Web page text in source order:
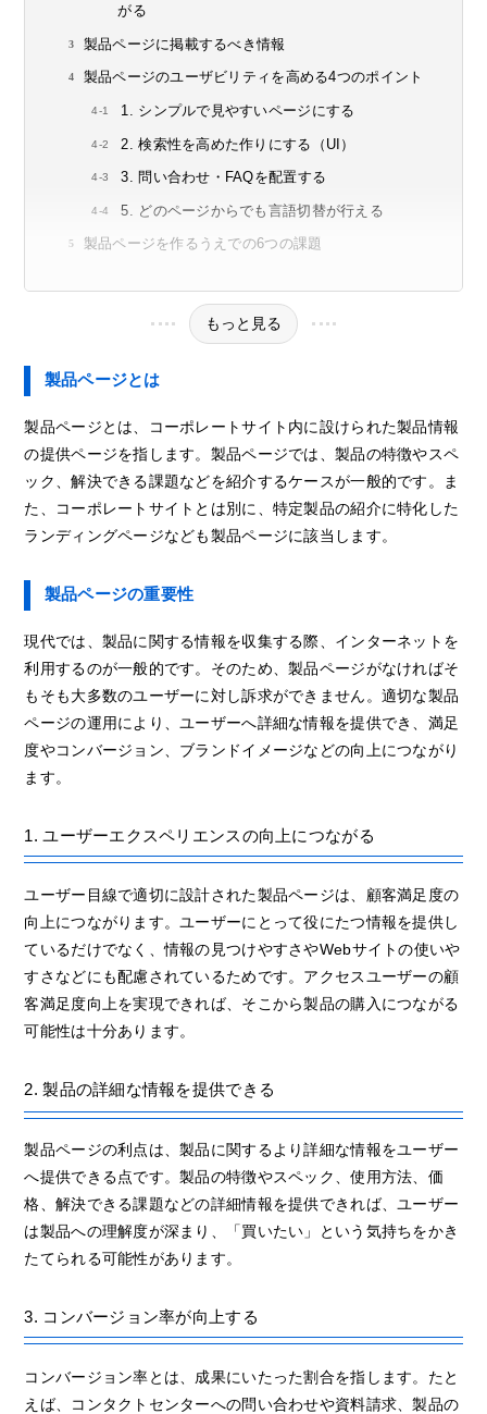
がる
製品ページに掲載するべき情報
製品ページのユーザビリティを高める4つのポイント
1. シンプルで見やすいページにする
2. 検索性を高めた作りにする（UI）
3. 問い合わせ・FAQを配置する
5. どのページからでも言語切替が行える
製品ページを作るうえでの6つの課題
もっと見る
製品ページとは
製品ページとは、コーポレートサイト内に設けられた製品情報
の提供ページを指します。製品ページでは、製品の特徴やスペ
ック、解決できる課題などを紹介するケースが一般的です。ま
た、コーポレートサイトとは別に、特定製品の紹介に特化した
ランディングページなども製品ページに該当します。
製品ページの重要性
現代では、製品に関する情報を収集する際、インターネットを
利用するのが一般的です。そのため、製品ページがなければそ
もそも大多数のユーザーに対し訴求ができません。適切な製品
ページの運用により、ユーザーへ詳細な情報を提供でき、満足
度やコンバージョン、ブランドイメージなどの向上につながり
ます。
1. ユーザーエクスペリエンスの向上につながる
ユーザー目線で適切に設計された製品ページは、顧客満足度の
向上につながります。ユーザーにとって役にたつ情報を提供し
ているだけでなく、情報の見つけやすさやWebサイトの使いや
すさなどにも配慮されているためです。アクセスユーザーの顧
客満足度向上を実現できれば、そこから製品の購入につながる
可能性は十分あります。
2. 製品の詳細な情報を提供できる
製品ページの利点は、製品に関するより詳細な情報をユーザー
へ提供できる点です。製品の特徴やスペック、使用方法、価
格、解決できる課題などの詳細情報を提供できれば、ユーザー
は製品への理解度が深まり、「買いたい」という気持ちをかき
たてられる可能性があります。
3. コンバージョン率が向上する
コンバージョン率とは、成果にいたった割合を指します。たと
えば、コンタクトセンターへの問い合わせや資料請求、製品の